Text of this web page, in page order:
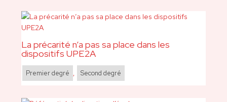
La précarité n’a pas sa place dans les
dispositifs UPE2A
Premier degré , Second degré